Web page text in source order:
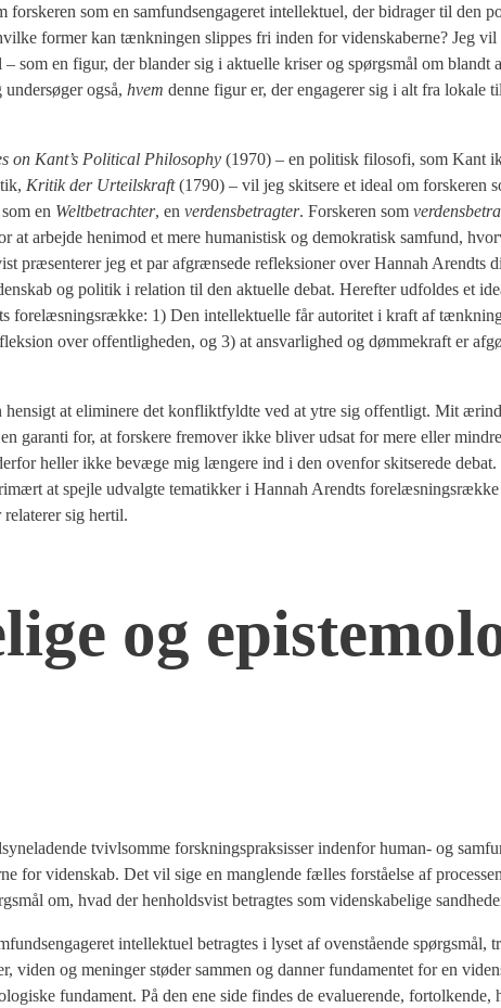
som en sam­fund­sen­ga­ge­ret intel­lek­tu­el, der bidra­ger til den
for­mer kan tænk­nin­gen slip­pes fri inden for viden­ska­ber­ne? Jeg
som en figur, der blan­der sig i aktu­el­le kri­ser og spørgs­mål om blandt
også, hvem den­ne figur er, der enga­ge­rer sig i alt fra loka­le
on Kant’s Poli­ti­cal Phi­los­op­hy (1970) – en poli­tisk filo­so­fi, som Kant
Kri­tik der Urteils­kraft(1790) – vil jeg skit­se­re et ide­al om for­ske­ren
en Welt­be­tra­ch­ter, en ver­dens­be­trag­ter. For­ske­ren som
at arbej­de heni­mod et mere huma­ni­stisk og demo­kra­tisk sam­fund,
præ­sen­te­rer jeg et par afgræn­se­de reflek­sio­ner over Han­nah Arendts
og poli­tik i rela­tion til den aktu­el­le debat. Her­ef­ter udfol­des et
fore­læs­nings­ræk­ke: 1) Den intel­lek­tu­el­le får auto­ri­tet i kraft af
over offent­lig­he­den, og 3) at ansvar­lig­hed og døm­me­kraft er
at eli­mi­ne­re det kon­flikt­fyld­te ved at ytre sig offent­ligt. Mit
garan­ti for, at for­ske­re frem­over ikke bli­ver udsat for mere eller
hel­ler ikke bevæ­ge mig læn­ge­re ind i den oven­for skit­se­re­de
at spej­le udvalg­te tema­tik­ker i Han­nah Arendts
sig her­til.
og
tvivls­om­me forsk­nings­prak­sis­ser inden­for human- og
for viden­skab. Det vil sige en mang­len­de fæl­les for­stå­el­se af
om, hvad der hen­holds­vist betrag­tes som viden­ska­be­li­ge
intel­lek­tu­el betrag­tes i lyset af oven­stå­en­de spørgs­mål,
viden og menin­ger stø­der sam­men og dan­ner fun­da­men­tet for en
fun­da­ment. På den ene side fin­des de eva­lu­e­ren­de,